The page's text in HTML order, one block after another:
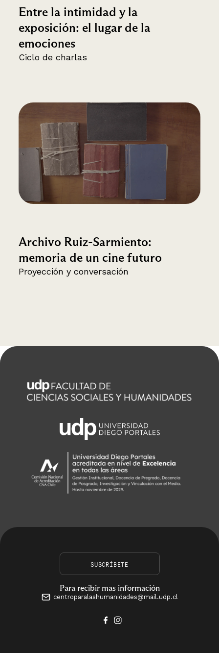
Entre la intimidad y la
exposición: el lugar de la
emociones
Ciclo de charlas
Archivo Ruiz-Sarmiento:
memoria de un cine futuro
Proyección y conversación
SUSCRÍBETE
Para recibir mas información
centroparalashumanidades@mail.udp.cl